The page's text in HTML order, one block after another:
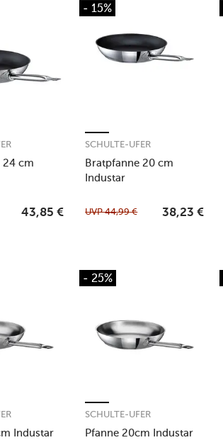
24 cm
43,85 €
- 15%
Bratpfanne 20 cm
Industar
SCHULTE-UFER
UVP44,99 € 38,23 €
Industar
- 25%
Pfanne 20cm Industar
SCHULTE-UFER